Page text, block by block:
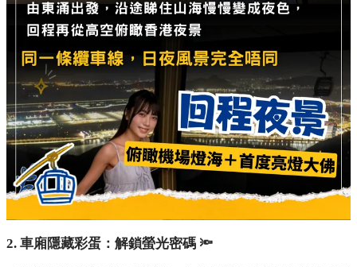
2. 車廂隱藏彩蛋：解鎖螢光密碼 🔦